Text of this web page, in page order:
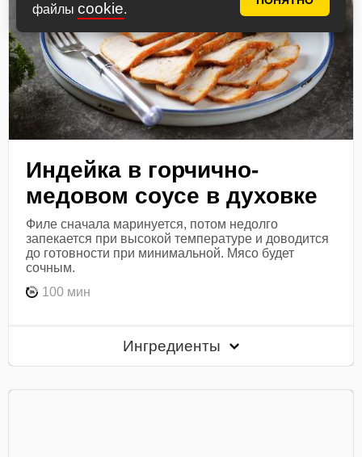
файлы cookie.
Индейка в горчично-
медовом соусе в духовке
Филе сначала маринуется, потом недолго
запекается при высокой температуре и доводится
до готовности при минимальной. Мясо будет
сочным.
100 мин
Ингредиенты